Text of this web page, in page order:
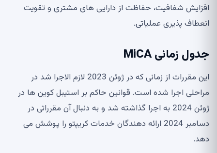
افزایش شفافیت، حفاظت از دارایی های مشتری و تقویت
انعطاف پذیری عملیاتی.
جدول زمانی MiCA
این مقررات از زمانی که در ژوئن 2023 لازم الاجرا شد در
مراحلی اجرا شده است. قوانین حاکم بر استیبل کوین ها در
ژوئن 2024 به اجرا گذاشته شد و به دنبال آن مقرراتی در
دسامبر 2024 ارائه دهندگان خدمات کریپتو را پوشش می
دهد.